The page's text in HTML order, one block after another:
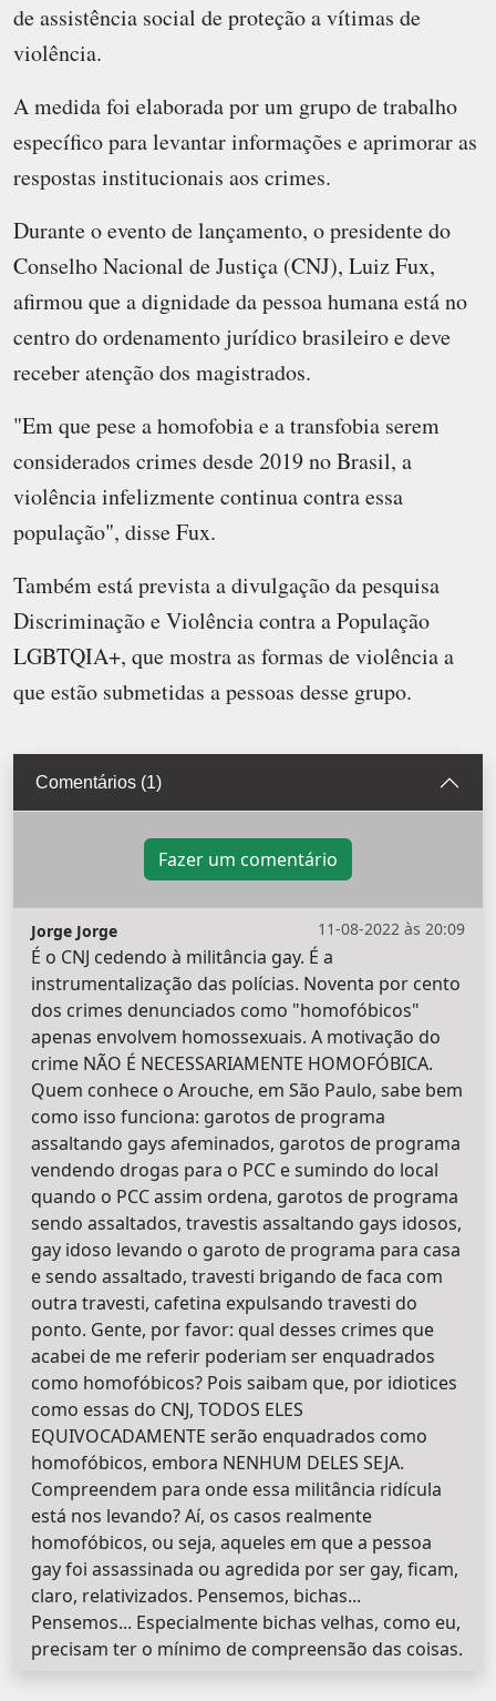
de assistência social de proteção a vítimas de
violência.
A medida foi elaborada por um grupo de trabalho
específico para levantar informações e aprimorar as
respostas institucionais aos crimes.
Durante o evento de lançamento, o presidente do
Conselho Nacional de Justiça (CNJ), Luiz Fux,
afirmou que a dignidade da pessoa humana está no
centro do ordenamento jurídico brasileiro e deve
receber atenção dos magistrados.
"Em que pese a homofobia e a transfobia serem
considerados crimes desde 2019 no Brasil, a
violência infelizmente continua contra essa
população", disse Fux.
Também está prevista a divulgação da pesquisa
Discriminação e Violência contra a População
LGBTQIA+, que mostra as formas de violência a
que estão submetidas a pessoas desse grupo.
Comentários (1)
Fazer um comentário
11-08-2022 às 20:09
Jorge Jorge
É o CNJ cedendo à militância gay. É a
instrumentalização das polícias. Noventa por cento
dos crimes denunciados como "homofóbicos"
apenas envolvem homossexuais. A motivação do
crime NÃO É NECESSARIAMENTE HOMOFÓBICA.
Quem conhece o Arouche, em São Paulo, sabe bem
como isso funciona: garotos de programa
assaltando gays afeminados, garotos de programa
vendendo drogas para o PCC e sumindo do local
quando o PCC assim ordena, garotos de programa
sendo assaltados, travestis assaltando gays idosos,
gay idoso levando o garoto de programa para casa
e sendo assaltado, travesti brigando de faca com
outra travesti, cafetina expulsando travesti do
ponto. Gente, por favor: qual desses crimes que
acabei de me referir poderiam ser enquadrados
como homofóbicos? Pois saibam que, por idiotices
como essas do CNJ, TODOS ELES
EQUIVOCADAMENTE serão enquadrados como
homofóbicos, embora NENHUM DELES SEJA.
Compreendem para onde essa militância ridícula
está nos levando? Aí, os casos realmente
homofóbicos, ou seja, aqueles em que a pessoa
gay foi assassinada ou agredida por ser gay, ficam,
claro, relativizados. Pensemos, bichas...
Pensemos... Especialmente bichas velhas, como eu,
precisam ter o mínimo de compreensão das coisas.